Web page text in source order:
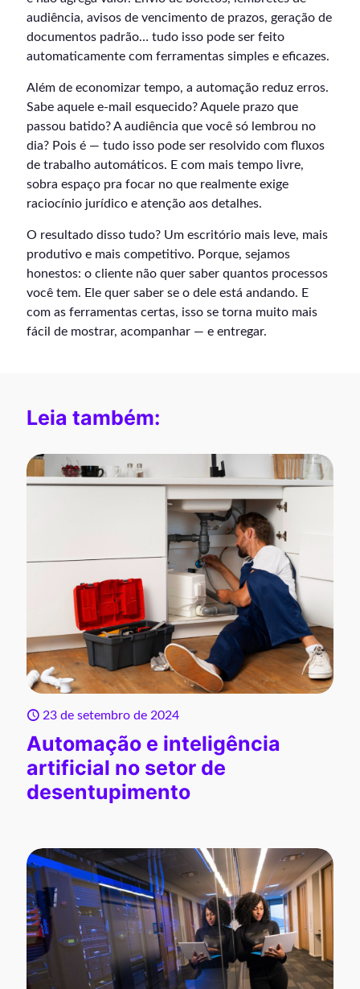
audiência, avisos de vencimento de prazos, geração de
documentos padrão… tudo isso pode ser feito
automaticamente com ferramentas simples e eficazes.
Além de economizar tempo, a automação reduz erros.
Sabe aquele e-mail esquecido? Aquele prazo que
passou batido? A audiência que você só lembrou no
dia? Pois é — tudo isso pode ser resolvido com fluxos
de trabalho automáticos. E com mais tempo livre,
sobra espaço pra focar no que realmente exige
raciocínio jurídico e atenção aos detalhes.
O resultado disso tudo? Um escritório mais leve, mais
produtivo e mais competitivo. Porque, sejamos
honestos: o cliente não quer saber quantos processos
você tem. Ele quer saber se o dele está andando. E
com as ferramentas certas, isso se torna muito mais
fácil de mostrar, acompanhar — e entregar.
Leia também:
23 de setembro de 2024
Automação e inteligência
artificial no setor de
desentupimento